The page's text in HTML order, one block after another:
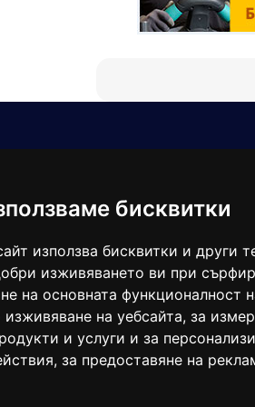
бисквитки
използва бисквитки и други
изживяването ви при
на основната функционалност
на уебсайта, за
и услуги и за
, за предоставяне на
balgarkanews@gmail.com